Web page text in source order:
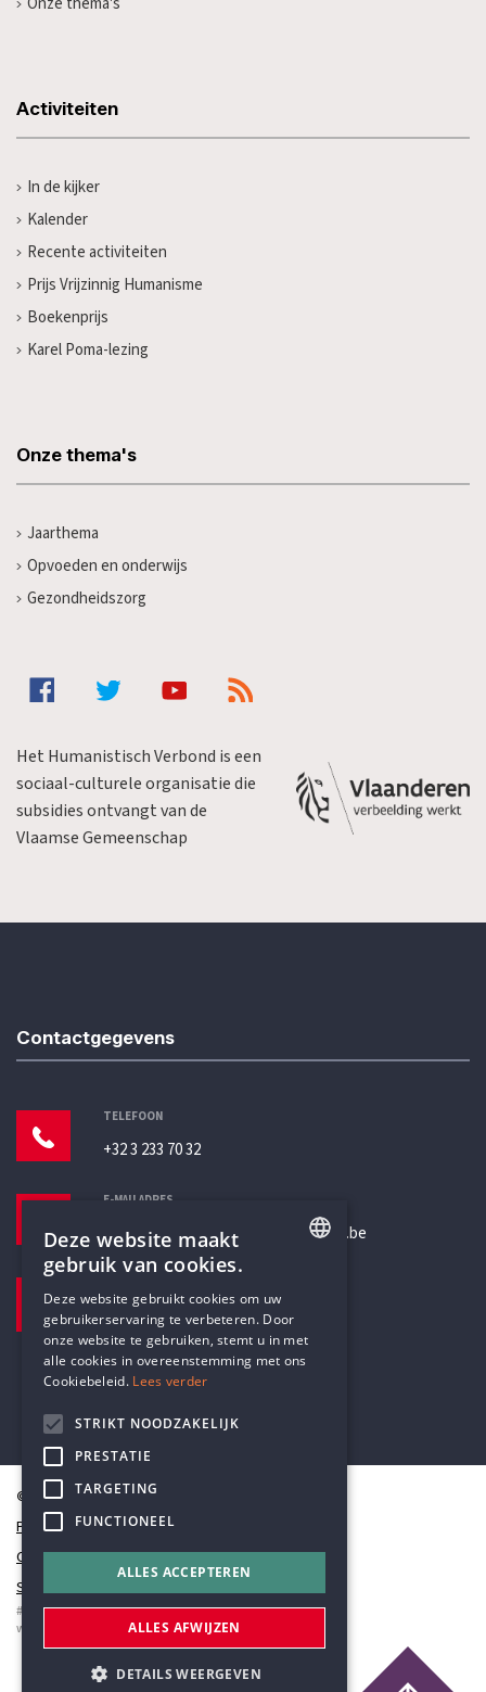
Activiteiten
In de kijker
Kalender
Recente activiteiten
Prijs Vrijzinnig Humanisme
Boekenprijs
Karel Poma-lezing
Onze thema's
Jaarthema
Opvoeden en onderwijs
Gezondheidszorg
Het Humanistisch Verbond is een
sociaal-culturele organisatie die
subsidies ontvangt van de
Vlaamse Gemeenschap
Contactgegevens
TELEFOON
+32 3 233 70 32
E-MAILADRES
secretariaat@humanistischverbond.be
Pottenbrug 4
Antwerpen, 2000
© Humanistisch Verbond 2026
Privacy
Cookiestatement
Sitemap
#codedwithlove byCodelines
webapplicaties
mobiele apps&maatwerk websites
DUTCH
Deze website maakt
gebruik van cookies.
Deze website gebruikt cookies om uw
gebruikerservaring te verbeteren. Door
onze website te gebruiken, stemt u in met
alle cookies in overeenstemming met ons
Cookiebeleid. Lees verder
STRIKT NOODZAKELIJK
PRESTATIE
TARGETING
FUNCTIONEEL
ALLES ACCEPTEREN
ALLES AFWIJZEN
DETAILS WEERGEVEN